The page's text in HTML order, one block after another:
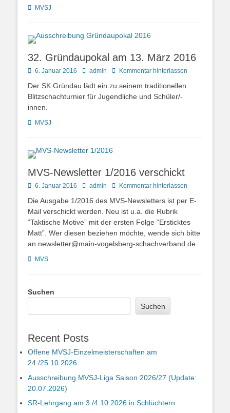
Kategorien
MVSJ
32. Gründaupokal am 13. März 2016
Posted
6. Januar 2016 Autoradmin Kommentar hinterlassen
Der SK Gründau lädt ein zu seinem traditionellen
Blitzschachturnier für Jugendliche und Schüler/-
innen.
Kategorien
MVSJ
MVS-Newsletter 1/2016 verschickt
Posted
6. Januar 2016 Autoradmin Kommentar hinterlassen
Die Ausgabe 1/2016 des MVS-Newsletters ist per E-
Mail verschickt worden. Neu ist u.a. die Rubrik
“Taktische Motive” mit der ersten Folge “Ersticktes
Matt”. Wer diesen beziehen möchte, wende sich bitte
an newsletter@main-vogelsberg-schachverband.de.
Kategorien
MVS
Suchen
Suchen
Recent Posts
Offene MVSJ-Einzelmeisterschaften am
24./25.10.2026
Ausschreibung MVSJ-Liga Saison 2026/27 (Update:
20.07.2026)
SR-Lehrgang am 3./4.10.2026 in Schlüchtern